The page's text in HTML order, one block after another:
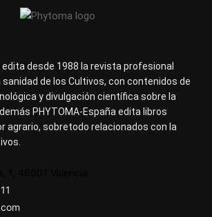
edita desde 1988 la revista profesional
de los Cultivos, con contenidos de
y divulgación científica sobre la
PHYTOMA-España edita libros
agrario, sobretodo relacionados con la